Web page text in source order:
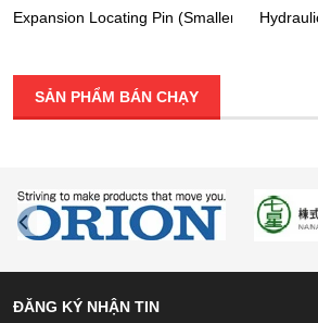
Expansion Locating Pin (Smaller Diameter)
SẢN PHẨM BÁN CHẠY
ĐĂNG KÝ NHẬN TIN